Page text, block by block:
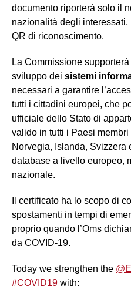
documento riporterà solo il
nazionalità degli
QR di riconoscimento.
La Commissione
sviluppo dei sistemi
necessari a garantire
tutti i cittadini europei, che
ufficiale dello Stato di
valido in tutti i Paesi
Norvegia, Islanda, Svizzera
database a livello europeo,
nazionale.
Il certificato ha lo scopo di
spostamenti in tempi di
proprio quando l’Oms
da COVID-19.
Today we strengthen the
#COVID19 with: